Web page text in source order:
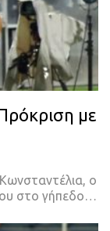
με
ο
στο γήπεδο…